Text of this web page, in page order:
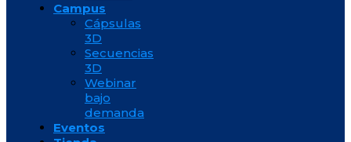
Campus
Cápsulas
3D
Secuencias
3D
Webinar
bajo
demanda
Eventos